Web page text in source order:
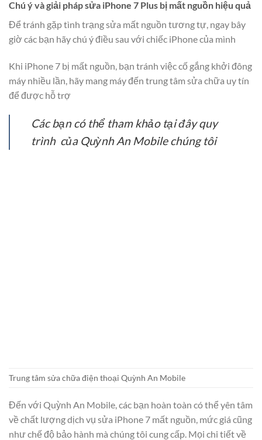
Chú ý và giải pháp sửa iPhone 7 Plus bị mất nguồn hiệu quả
Để tránh gặp tình trạng sửa mất nguồn tương tự, ngay bây
giờ các bạn hãy chú ý điều sau với chiếc iPhone của mình
Khi iPhone 7 bị mất nguồn, bạn tránh việc cố gắng khởi đông
máy nhiều lần, hãy mang máy đến trung tâm sửa chữa uy tín
để được hỗ trợ
Các bạn có thể tham khảo tại đây quy
trình của Quỳnh An Mobile chúng tôi
Trung tâm sửa chữa điện thoại Quỳnh An Mobile
Đến với Quỳnh An Mobile, các bạn hoàn toàn có thể yên tâm
về chất lượng dịch vụ sửa iPhone 7 mất nguồn, mức giá cũng
như chế độ bảo hành mà chúng tôi cung cấp. Mọi chi tiết về